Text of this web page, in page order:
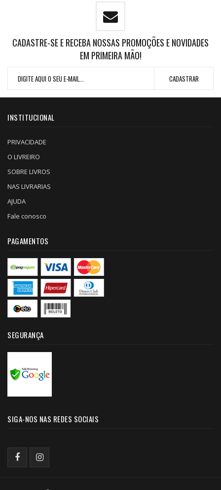
CADASTRE-SE E RECEBA NOSSAS PROMOÇÕES E NOVIDADES
EM PRIMEIRA MÃO!
INSTITUCIONAL
PRIVACIDADE
O LIVREIRO
SOBRE LIVROS
NAS LIVRARIAS
AJUDA
Fale conosco
PAGAMENTOS
SEGURANÇA
SIGA-NOS NAS REDES SOCIAIS